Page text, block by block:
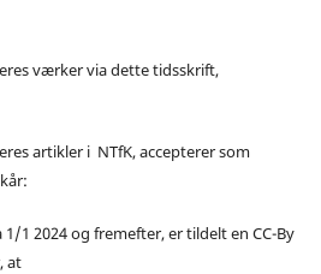
værker via dette tidsskrift,
artikler i NTfK, accepterer som
1 2024 og fremefter, er tildelt en CC-By
at